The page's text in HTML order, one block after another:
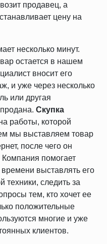
продавец, а
цену на
несколько минут.
остается в нашем
вносит его
и уже через несколько
или другая
Скупка
работы, которой
мы выставляем товар
после чего он
помогает
времени выставлять его
техники, следить за
тем, кто хочет ее
положительные
многие и уже
клиентов.